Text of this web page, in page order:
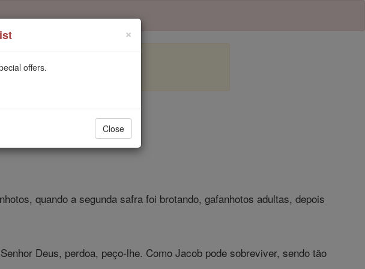
Capítulo 7
quando a segunda safra foi brotando, gafanhotos adultas, depois
Deus, perdoa, peço-lhe. Como Jacob pode sobreviver, sendo tão
×
offers.
Close